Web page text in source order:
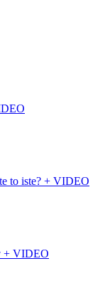
to iste? + VIDEO
+ VIDEO